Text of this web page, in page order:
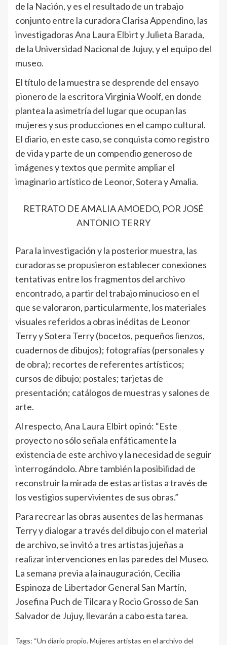
de la Nación, y es el resultado de un trabajo
conjunto entre la curadora Clarisa Appendino, las
investigadoras Ana Laura Elbirt y Julieta Barada,
de la Universidad Nacional de Jujuy, y el equipo del
museo.
El título de la muestra se desprende del ensayo
pionero de la escritora Virginia Woolf, en donde
plantea la asimetría del lugar que ocupan las
mujeres y sus producciones en el campo cultural.
El diario, en este caso, se conquista como registro
de vida y parte de un compendio generoso de
imágenes y textos que permite ampliar el
imaginario artístico de Leonor, Sotera y Amalia.
RETRATO DE AMALIA AMOEDO, POR JOSÉ
ANTONIO TERRY
Para la investigación y la posterior muestra, las
curadoras se propusieron establecer conexiones
tentativas entre los fragmentos del archivo
encontrado, a partir del trabajo minucioso en el
que se valoraron, particularmente, los materiales
visuales referidos a obras inéditas de Leonor
Terry y Sotera Terry (bocetos, pequeños lienzos,
cuadernos de dibujos); fotografías (personales y
de obra); recortes de referentes artísticos;
cursos de dibujo; postales; tarjetas de
presentación; catálogos de muestras y salones de
arte.
Al respecto, Ana Laura Elbirt opinó: “Este
proyecto no sólo señala enfáticamente la
existencia de este archivo y la necesidad de seguir
interrogándolo. Abre también la posibilidad de
reconstruir la mirada de estas artistas a través de
los vestigios supervivientes de sus obras.”
Para recrear las obras ausentes de las hermanas
Terry y dialogar a través del dibujo con el material
de archivo, se invitó a tres artistas jujeñas a
realizar intervenciones en las paredes del Museo.
La semana previa a la inauguración, Cecilia
Espinoza de Libertador General San Martín,
Josefina Puch de Tilcara y Rocio Grosso de San
Salvador de Jujuy, llevarán a cabo esta tarea.
Tags: “Un diario propio. Mujeres artistas en el archivo del